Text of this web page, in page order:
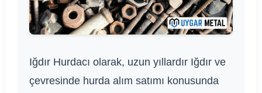
Iğdır Hurdacı olarak, uzun yıllardır Iğdır ve
çevresinde hurda alım satımı konusunda